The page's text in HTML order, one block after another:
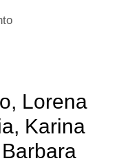
Lorena
Karina